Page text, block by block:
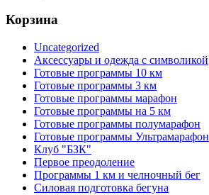
Корзина
Uncategorized
Аксессуары и одежда с символикой
Готовые программы 10 км
Готовые программы 3 км
Готовые программы марафон
Готовые программы на 5 км
Готовые программы полумарафон
Готовые программы Ультрамарафон
Клуб "БЗК"
Первое преодоление
Программы 1 км и челночный бег
Силовая подготовка бегуна